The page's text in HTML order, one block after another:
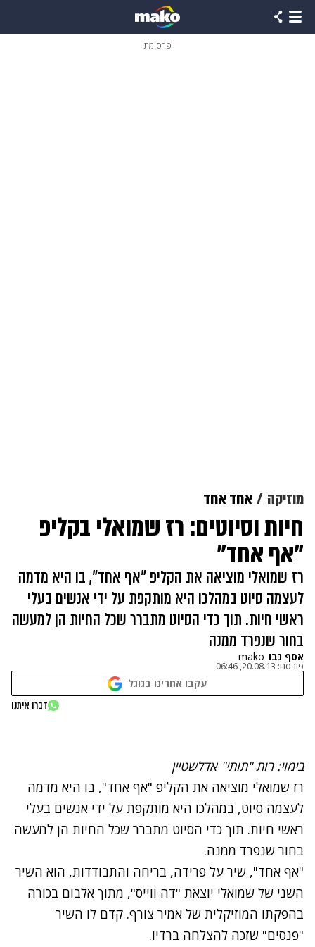
פרסומת
מוזיקה אחד אחד
חיות וסיוטים: רז שמואלי בקליפ
"אף אחד"
רז שמואלי מוציאה את הקליפ "אף אחד", בו היא מדמה
לעצמה סיוט במהלכו היא מותקפת על ידי אנשים בעלי
ראשי חיות. תוך כדי הסיוט מתברר שכל החיות הן למעשה
בחור שנפרד ממנה
אסף נבו mako
פורסם: 20.08.13, 06:46
עקבו אחרינו בגוגל
נתקלנו בבעיה
דברו איתנו
בימוי: רות "תותי" אדלשטיין
רז שמואלי מוציאה את הקליפ "אף אחד", בו היא מדמה
לעצמה סיוט, במהלכו היא מותקפת על ידי אנשים בעלי
ראשי חיות. תוך כדי הסיוט מתברר שכל החיות הן למעשה
בחור שנפרד ממנה.
"אף אחד", שיר על פרידה, בריחה והתבודדות, הוא השיר
השני של שמואלי יוצאת "דה ווייס", מתוך אלבום בכורה
בהפקתו המוזיקלית של אמיר צורף. קדם לו השיר
"פנסים" שזכה להצלחה ברדיו.